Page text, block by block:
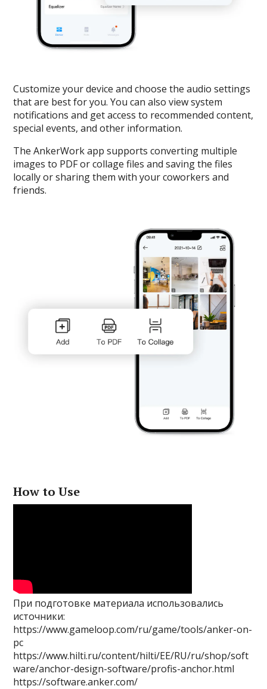
Customize your device and choose the audio settings
that are best for you. You can also view system
notifications and get access to recommended content,
special events, and other information.
The AnkerWork app supports converting multiple
images to PDF or collage files and saving the files
locally or sharing them with your coworkers and
friends.
How to Use
При подготовке материала использовались
источники:
https://www.gameloop.com/ru/game/tools/anker-on-
pc
https://www.hilti.ru/content/hilti/EE/RU/ru/shop/soft
ware/anchor-design-software/profis-anchor.html
https://software.anker.com/